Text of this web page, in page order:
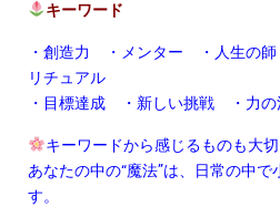
キーワード
・創造力 ・メンター ・人生
リチュアル
・目標達成 ・新しい挑戦 ・力
キーワードから感じるものも大切
あなたの中の“魔法”は、日常の中
す。